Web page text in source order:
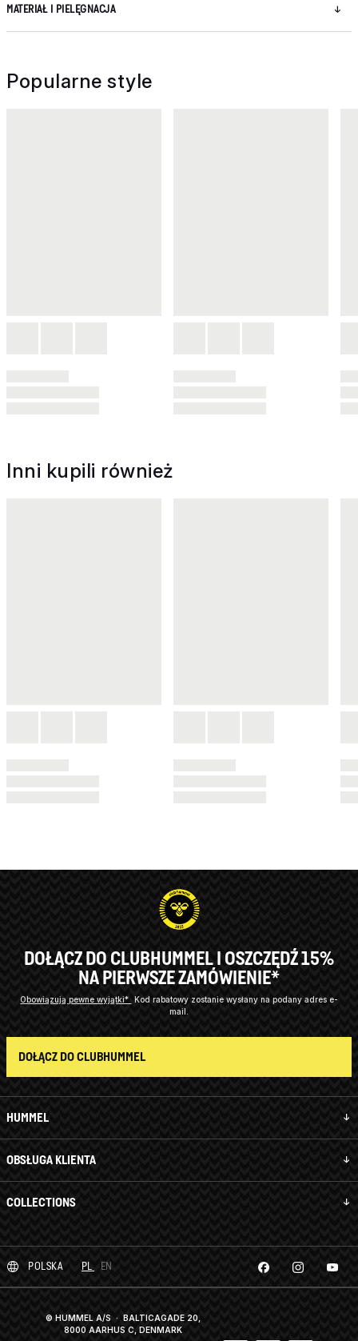
MATERIAŁ I PIELĘGNACJA
Popularne style
Inni kupili również
HUMMEL
OBSŁUGA KLIENTA
COLLECTIONS
DOŁĄCZ DO CLUBHUMMEL I OSZCZĘDŹ 15%
NA PIERWSZE ZAMÓWIENIE*
Obowiązują pewne wyjątki*
Kod rabatowy zostanie wysłany na podany adres e-
mail.
DOŁĄCZ DO CLUBHUMMEL
POLSKA PL EN
© HUMMEL A/S · BALTICAGADE 20,
8000 AARHUS C, DENMARK